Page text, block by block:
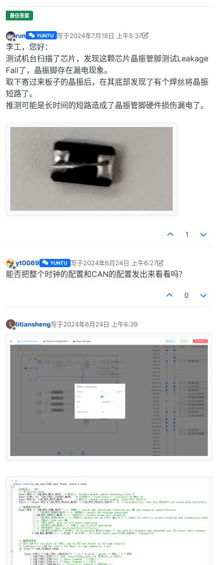
离线
run YUNTU 写于2024年7月18日 上午5:37
最后由 run 编辑2024年7月18日 下午1:38
李工，您好：
测试机台扫描了芯片，发现这颗芯片晶振管脚测试Leakage
Fail了，晶振脚存在漏电现象。
取下寄过来板子的晶振后，在其底部发现了有个焊丝将晶振
短路了。
推测可能是长时间的短路造成了晶振管脚硬件损伤漏电了。
1
离线
yt0069 YUNTU 写于2024年6月24日 上午6:27
最后由 yt0069 编辑 2024年6月24日 下午2:30
能否把整个时钟的配置和CAN的配置发出来看看吗？
0
L litiansheng写于2024年6月24日 上午6:39
最后由 编辑